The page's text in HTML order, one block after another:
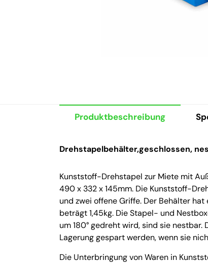
Produktbeschreibung
Drehstapelbehälter,geschlossen,
Kunststoff-Drehstapel zur Miete mit
490 x 332 x 145mm. Die Kunststoff-
und zwei offene Griffe. Der Behälter
beträgt 1,45kg. Die Stapel- und
um 180° gedreht wird, sind sie
Lagerung gespart werden, wenn sie
Die Unterbringung von Waren in